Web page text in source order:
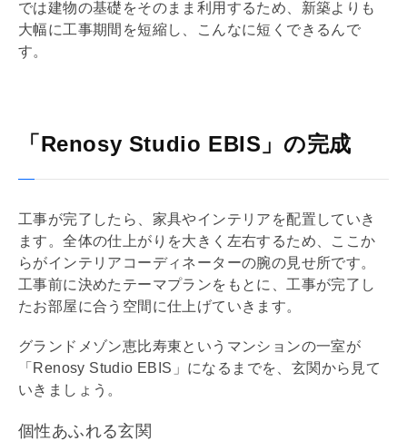
では建物の基礎 をそのまま利用するため、新築よりも
大幅に工事期間を短縮し、こんなに短くできるんで
す。
「Renosy Studio EBIS」の完成
工事が完了したら、家具やインテリアを配置していき
ます。全体の仕上がりを大きく左右するため、ここか
らがインテリアコーディネーターの腕の見せ所です。
工事前に決めたテーマプランをもとに、工事が完了し
たお部屋に合う空間に仕上げていきます。
グランドメゾン恵比寿東というマンションの一室が
「Renosy Studio EBIS」になるまでを、玄関から見て
いきましょう。
個性あふれる玄関